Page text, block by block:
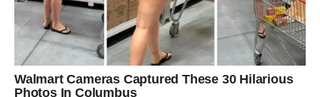
red na vas.
LAV – NOVA ULOGA U ŽIVOTU
Lavovima dolazi period u kome se menja njihova pozicija